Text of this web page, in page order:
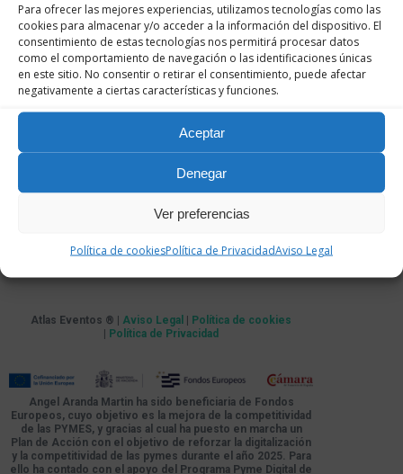
Para ofrecer las mejores experiencias, utilizamos tecnologías como las
cookies para almacenar y/o acceder a la información del dispositivo. El
consentimiento de estas tecnologías nos permitirá procesar datos
como el comportamiento de navegación o las identificaciones únicas
en este sitio. No consentir o retirar el consentimiento, puede afectar
negativamente a ciertas características y funciones.
Aceptar
Denegar
Ver preferencias
Política de cookiesPolítica de PrivacidadAviso Legal
Atlas Eventos ® | Aviso Legal
Política de cookies
Política de Privacidad
Angel Aranda Martin ha sido beneficiaria de Fondos
Europeos, cuyo objetivo es la mejora de la competitividad
de las PYMES, y gracias al cual ha puesto en marcha un
Plan de Acción con el objetivo de reforzar la digitalización
y la competitividad de las pymes durante el año 2025. Para
ello ha contado con el apoyo del Programa Pyme Digital de